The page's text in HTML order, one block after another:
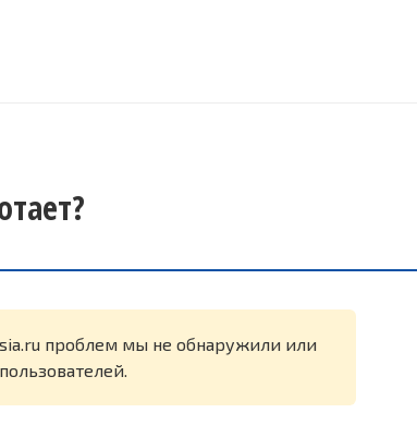
проблем мы не обнаружили или